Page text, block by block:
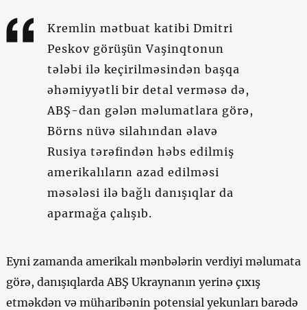
Kremlin mətbuat katibi Dmitri
Peskov görüşün Vaşinqtonun
tələbi ilə keçirilməsindən başqa
əhəmiyyətli bir detal verməsə də,
ABŞ-dan gələn məlumatlara görə,
Börns nüvə silahından əlavə
Rusiya tərəfindən həbs edilmiş
amerikalıların azad edilməsi
məsələsi ilə bağlı danışıqlar da
aparmağa çalışıb.
Eyni zamanda amerikalı mənbələrin verdiyi məlumata
görə, danışıqlarda ABŞ Ukraynanın yerinə çıxış
etməkdən və müharibənin potensial yekunları barədə